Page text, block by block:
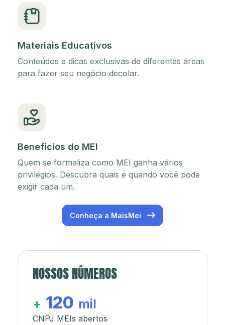
Materiais Educativos
Conteúdos e dicas exclusivas de diferentes áreas
para fazer seu negócio decolar.
Benefícios do MEI
Quem se formaliza como MEI ganha vários
privilégios. Descubra quais e quando você pode
exigir cada um.
Conheça a MaisMei
NOSSOS NÚMEROS
+ 120 mil
CNPJ MEIs abertos